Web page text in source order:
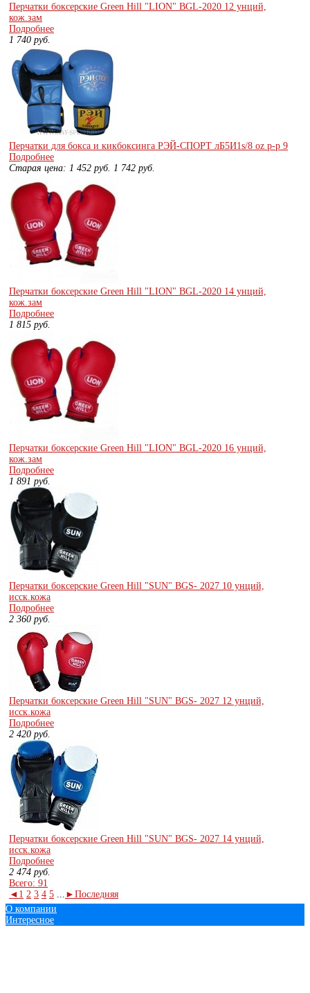
Перчатки боксерские Green Hill "LION" BGL-2020 12 унций,
кож.зам
Подробнее
1 740 руб.
Перчатки для бокса и кикбоксинга РЭЙ-СПОРТ лБ5И1s/8 oz р-р 9
Подробнее
Старая цена: 1 452 руб. 1 742 руб.
Перчатки боксерские Green Hill "LION" BGL-2020 14 унций,
кож.зам
Подробнее
1 815 руб.
Перчатки боксерские Green Hill "LION" BGL-2020 16 унций,
кож.зам
Подробнее
1 891 руб.
Перчатки боксерские Green Hill "SUN" BGS- 2027 10 унций,
исск.кожа
Подробнее
2 360 руб.
Перчатки боксерские Green Hill "SUN" BGS- 2027 12 унций,
исск.кожа
Подробнее
2 420 руб.
Перчатки боксерские Green Hill "SUN" BGS- 2027 14 унций,
исск.кожа
Подробнее
2 474 руб.
Всего: 91
◄ 1 2 3 4 5 ► Последняя
О компании
Интересное